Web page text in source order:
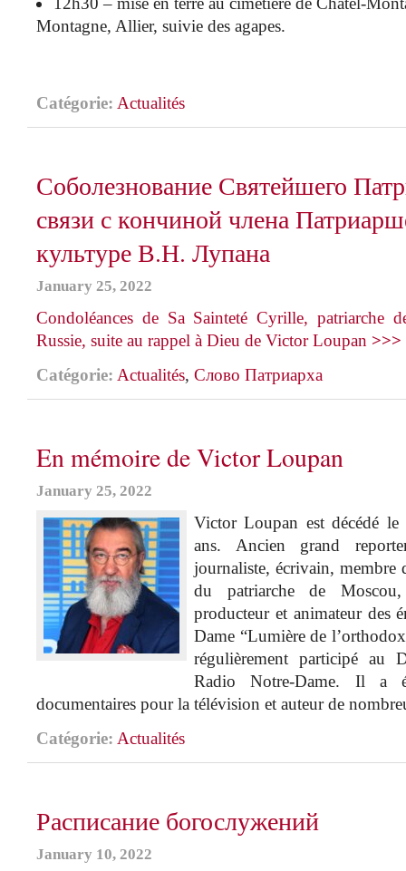
Montagne, Allier, suivie des agapes.
Catégorie: Actualités
Соболезнование Святейшего
связи с кончиной члена
культуре В.Н. Лупана
January 25, 2022
Condoléances de Sa Sainteté Cyrille, patriarche
Russie, suite au rappel à Dieu de Victor Loupan >>>
Catégorie: Actualités, Слово Патриарха
En mémoire de Victor Loupan
January 25, 2022
Victor Loupan est décédé
ans. Ancien grand
journaliste, écrivain,
du patriarche de
producteur et animateur des
Dame “Lumière de
régulièrement participé au
Radio Notre-Dame. Il a
documentaires pour la télévision et auteur de
Catégorie: Actualités
Расписание богослужений
January 10, 2022